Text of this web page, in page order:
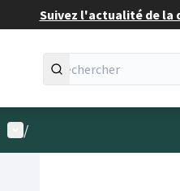
Suivez l'actualité de la
Menu utilisateur
/